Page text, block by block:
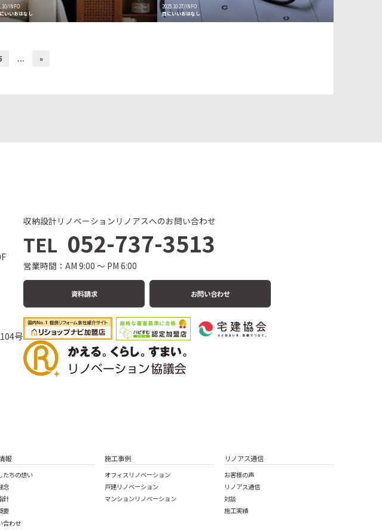
INFO
いいおはなし
2025.10.27/INFO
目にいいおはなし
... »
号
収納設計リノベーションリノアスへのお問い合わせ
TEL 052-737-3513
営業時間：AM 9:00 〜 PM 6:00
資料請求 お問い合わせ
報
たちの想い
念
針
要
合わせ
施工事例
オフィスリノベーション
戸建リノベーション
マンションリノベーション
リノアス通信
お客様の声
リノアス通信
対談
施工実績